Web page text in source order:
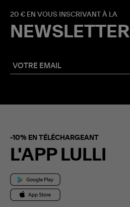
20 € EN VOUS INSCRIVANT À LA
NEWSLETTER
-10% EN TÉLÉCHARGEANT
L'APP LULLI